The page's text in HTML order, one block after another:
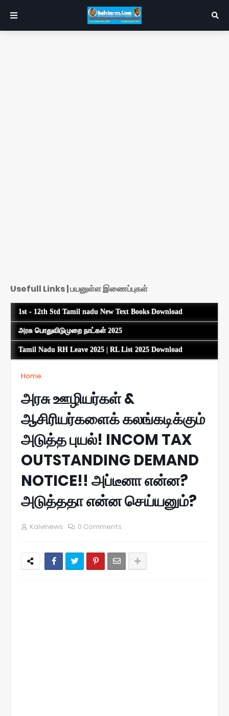
Usefull Links | பயனுள்ள இணைப்புகள்
1st - 12th Std Tamil nadu New Text Books Download
அரசு பொதுவிடுமுறை நாட்கள் 2025
Tamil Nadu RH Leave 2025 | RL List 2025 Download
Home
அரசு ஊழியர்கள் &
ஆசிரியர்களைக் கலங்கடிக்கும்
அடுத்த புயல்! INCOM TAX
OUTSTANDING DEMAND
NOTICE!! அப்டீனா என்ன?
அடுத்ததா என்ன செய்யனும்?
Kalvinews 0 Comments